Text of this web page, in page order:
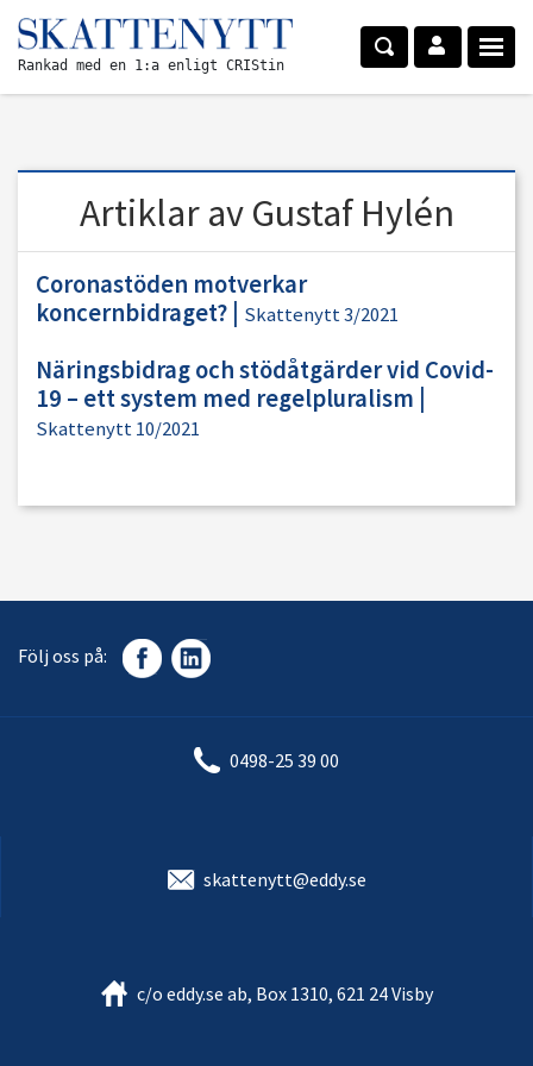
Rankad med en 1:a enligt CRIStin
Artiklar av Gustaf Hylén
Coronastöden motverkar
koncernbidraget?
Skattenytt 3/2021
Näringsbidrag och stödåtgärder vid Covid-
19 – ett system med regelpluralism
Skattenytt 10/2021
Följ oss på:
0498-25 39 00
skattenytt@eddy.se
c/o eddy.se ab, Box 1310, 621 24 Visby